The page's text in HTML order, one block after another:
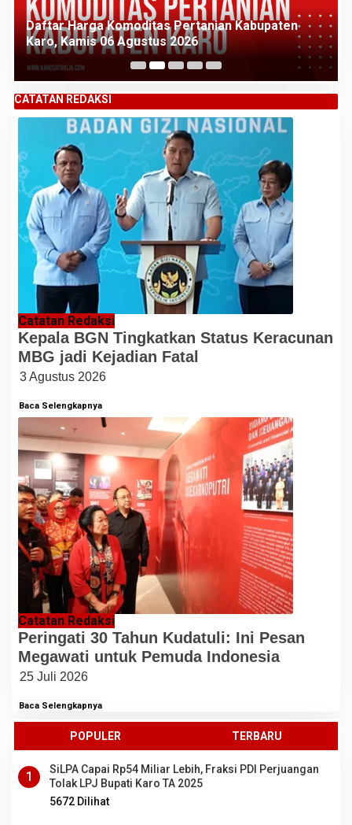
Daftar Harga Komoditas Pertanian Kabupaten
Karo, Kamis 06 Agustus 2026
CATATAN REDAKSI
Catatan Redaksi
Kepala BGN Tingkatkan Status Keracunan
MBG jadi Kejadian Fatal
3 Agustus 2026
Baca Selengkapnya
Catatan Redaksi
Peringati 30 Tahun Kudatuli: Ini Pesan
Megawati untuk Pemuda Indonesia
25 Juli 2026
Baca Selengkapnya
POPULER TERBARU
1
SiLPA Capai Rp54 Miliar Lebih, Fraksi PDI Perjuangan
Tolak LPJ Bupati Karo TA 2025
5672 Dilihat